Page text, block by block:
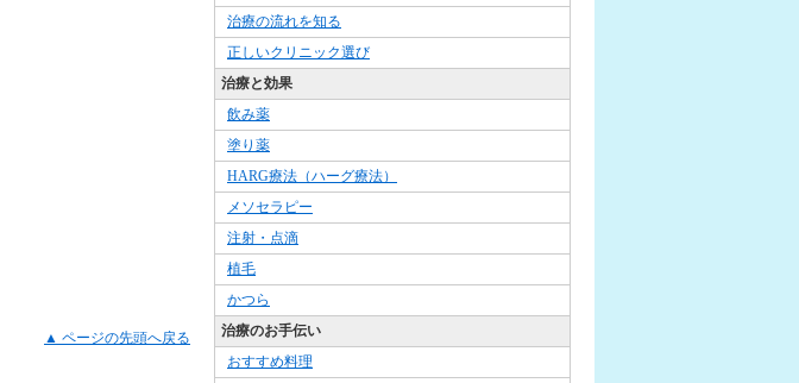
▲ ページの先頭へ戻る
治療の流れを知る
正しいクリニック選び
治療と効果
飲み薬
塗り薬
HARG療法（ハーグ療法）
メソセラピー
注射・点滴
植毛
かつら
治療のお手伝い
おすすめ料理